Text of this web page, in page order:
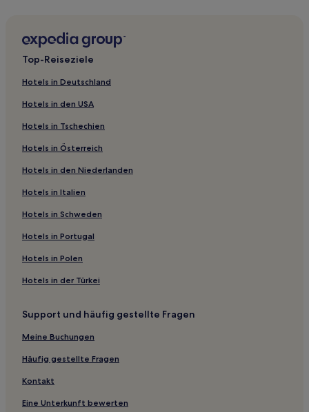
Hotels nahe Zhushan Sonnenaufgangs-Aussichtsplattform
3-Sterne-Hotels in Ren’ai
B&B in Puli
Gasthäuser in Puli
Gasthäuser in Jiji
B&B in Jiji
B&B in Ren’ai
Gasthäuser in Shuili
Hostels in Yuchi
Gasthäuser in Yuchi
Gasthäuser in Lugu
B&B in Lugu
Hotels mit inbegriffenem Frühstück in Yuchi
Günstige in Landkreis Nantou
Familien in Landkreis Nantou
Top-Reiseziele
Hotels in Deutschland
Hotels in den USA
Hotels in Tschechien
Hotels in Österreich
Hotels in den Niederlanden
Hotels in Italien
Hotels in Schweden
Hotels in Portugal
Hotels in Polen
Hotels in der Türkei
Support und häufig gestellte Fragen
Meine Buchungen
Häufig gestellte Fragen
Kontakt
Eine Unterkunft bewerten